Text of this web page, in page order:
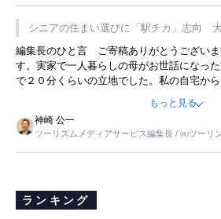
プレミアムヨーグルトを販売するにあたり
です。永井社長は、駐車場に都内ナンバー
ことに目をつけ、高級商品でも売れると確信
事を懐かしく読みました。
シニアの住まい選びに「駅チカ」志向
暮らし
編集長のひと言 ご寄稿ありがとうござい
す。実家で一人暮らしの母がお世話になっ
で２０分くらいの立地でした。私の自宅か
ました。母の住まいから近いという理由で
すが、私と妹にとっては、半日仕事ででし
は、当人だけではなく、世話をする家族の
と思いました。
もっと見る
神崎 公一
ツーリズムメディアサービス編集長 / ㈱ツーリ
ランキング